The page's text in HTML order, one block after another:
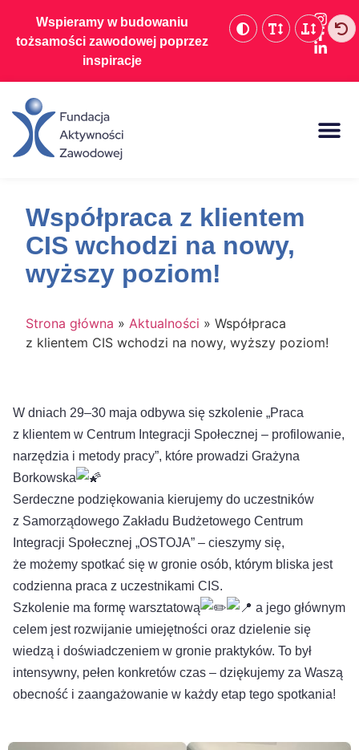
Wspieramy w budowaniu
tożsamości zawodowej poprzez
inspiracje
Współpraca z klientem
CIS wchodzi na nowy,
wyższy poziom!
Strona główna » Aktualności » Współpraca
z klientem CIS wchodzi na nowy, wyższy poziom!
W dniach 29–30 maja odbywa się szkolenie „Praca
z klientem w Centrum Integracji Społecznej – profilowanie,
narzędzia i metody pracy”, które prowadzi Grażyna
Borkowska
Serdeczne podziękowania kierujemy do uczestników
z Samorządowego Zakładu Budżetowego Centrum
Integracji Społecznej „OSTOJA” – cieszymy się,
że możemy spotkać się w gronie osób, którym bliska jest
codzienna praca z uczestnikami CIS.
Szkolenie ma formę warsztatową
a jego głównym
celem jest rozwijanie umiejętności oraz dzielenie się
wiedzą i doświadczeniem w gronie praktyków. To był
intensywny, pełen konkretów czas – dziękujemy za Waszą
obecność i zaangażowanie w każdy etap tego spotkania!